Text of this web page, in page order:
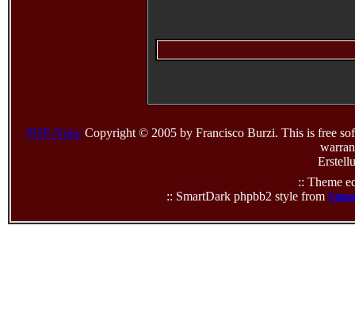
PHP-NukeCopyright © 2005 by Francisco Burzi. This is free
:: Theme
:: SmartDark phpbb2 style from